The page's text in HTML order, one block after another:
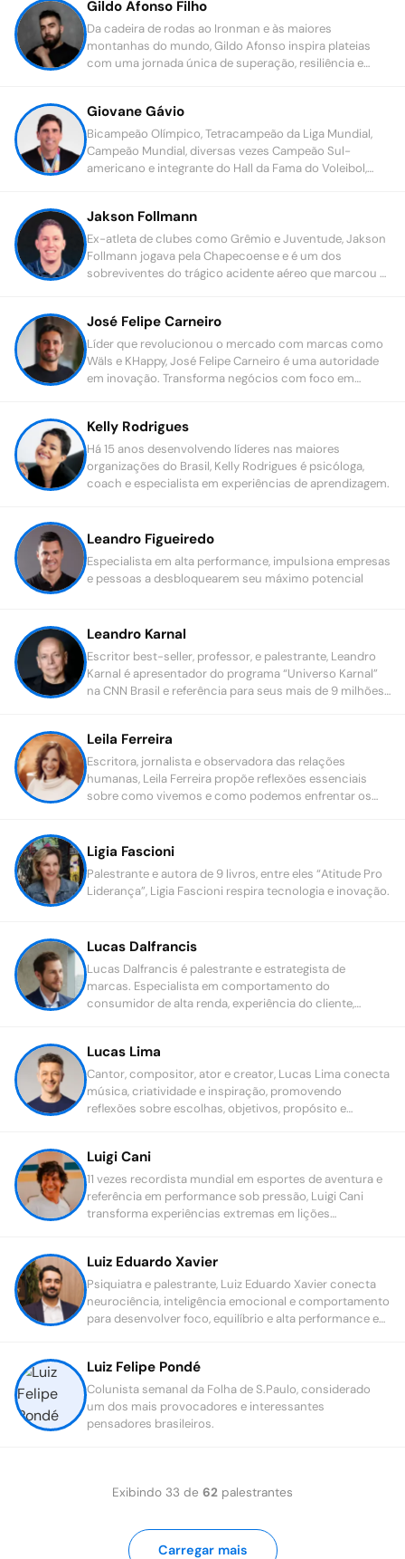
Gildo Afonso Filho
Da cadeira de rodas ao Ironman e às maiores
montanhas do mundo, Gildo Afonso inspira plateias
com uma jornada única de superação, resiliência e
Giovane Gávio
Bicampeão Olímpico, Tetracampeão da Liga Mundial,
Campeão Mundial, diversas vezes Campeão Sul-
americano e integrante do Hall da Fama do Voleibol,
Jakson Follmann
Ex-atleta de clubes como Grêmio e Juventude, Jakson
Follmann jogava pela Chapecoense e é um dos
sobreviventes do trágico acidente aéreo que marcou a
José Felipe Carneiro
Líder que revolucionou o mercado com marcas como
Wäls e KHappy, José Felipe Carneiro é uma autoridade
em inovação. Transforma negócios com foco em
Kelly Rodrigues
Há 15 anos desenvolvendo líderes nas maiores
organizações do Brasil, Kelly Rodrigues é psicóloga,
coach e especialista em experiências de aprendizagem.
Leandro Figueiredo
Especialista em alta performance, impulsiona empresas
e pessoas a desbloquearem seu máximo potencial
Leandro Karnal
Escritor best-seller, professor, e palestrante, Leandro
Karnal é apresentador do programa “Universo Karnal”
na CNN Brasil e referência para seus mais de 9 milhões
Leila Ferreira
Escritora, jornalista e observadora das relações
humanas, Leila Ferreira propõe reflexões essenciais
sobre como vivemos e como podemos enfrentar os
Ligia Fascioni
Palestrante e autora de 9 livros, entre eles “Atitude Pro
Liderança”, Ligia Fascioni respira tecnologia e inovação.
Lucas Dalfrancis
Lucas Dalfrancis é palestrante e estrategista de
marcas. Especialista em comportamento do
consumidor de alta renda, experiência do cliente,
Lucas Lima
Cantor, compositor, ator e creator, Lucas Lima conecta
música, criatividade e inspiração, promovendo
reflexões sobre escolhas, objetivos, propósito e
Luigi Cani
11 vezes recordista mundial em esportes de aventura e
referência em performance sob pressão, Luigi Cani
transforma experiências extremas em lições
Luiz Eduardo Xavier
Psiquiatra e palestrante, Luiz Eduardo Xavier conecta
neurociência, inteligência emocional e comportamento
para desenvolver foco, equilíbrio e alta performance em
Luiz Felipe Pondé
Colunista semanal da Folha de S.Paulo, considerado
um dos mais provocadores e interessantes
pensadores brasileiros.
Exibindo 33 de 62 palestrantes
Carregar mais